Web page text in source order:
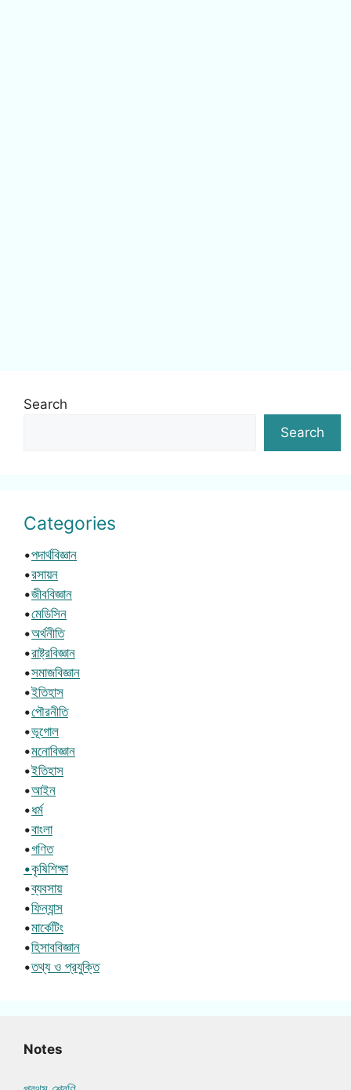
Search
Search
Categories
•পদার্থবিজ্ঞান
•রসায়ন
•জীববিজ্ঞান
•মেডিসিন
•অর্থনীতি
•রাষ্ট্রবিজ্ঞান
•সমাজবিজ্ঞান
•ইতিহাস
•পৌরনীতি
•ভূগোল
•মনোবিজ্ঞান
•ইতিহাস
•আইন
•ধর্ম
•বাংলা
•গণিত
•কৃষিশিক্ষা
•ব্যবসায়
•ফিন্যান্স
•মার্কেটিং
•হিসাববিজ্ঞান
•তথ্য ও প্রযুক্তি
Notes